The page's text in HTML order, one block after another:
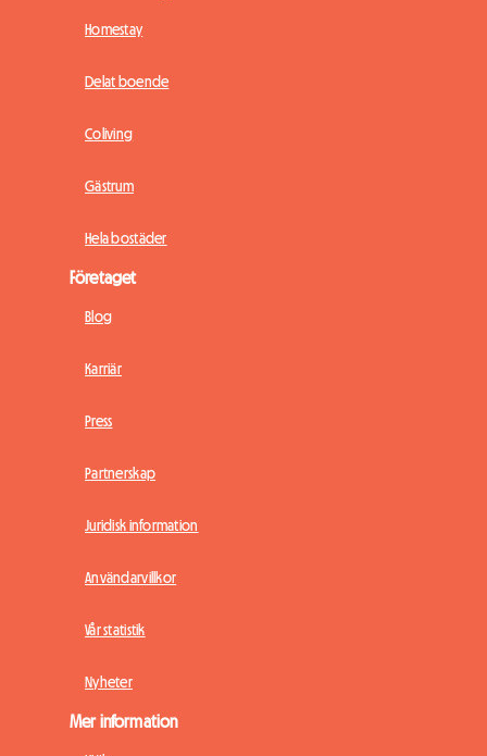
Homestay
Delat boende
Coliving
Gästrum
Hela bostäder
Företaget
Blog
Karriär
Press
Partnerskap
Juridisk information
Användarvillkor
Vår statistik
Nyheter
Mer information